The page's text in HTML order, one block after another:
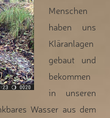
Menschen
haben uns
Kläranlagen
gebaut und
bekommen
in unseren
Wasser aus dem